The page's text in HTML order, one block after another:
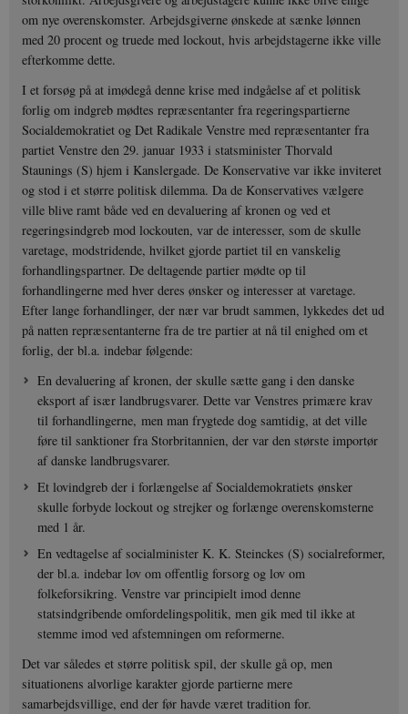
om nye overenskomster. Arbejdsgiverne ønskede at sænke lønnen
med 20 procent og truede med lockout, hvis arbejdstagerne ikke ville
efterkomme dette.
I et forsøg på at imødegå denne krise med indgåelse af et politisk
forlig om indgreb mødtes repræsentanter fra regeringspartierne
Socialdemokratiet og Det Radikale Venstre med repræsentanter fra
partiet Venstre den 29. januar 1933 i statsminister Thorvald
Staunings (S) hjem i Kanslergade. De Konservative var ikke inviteret
og stod i et større politisk dilemma. Da de Konservatives vælgere
ville blive ramt både ved en devaluering af kronen og ved et
regeringsindgreb mod lockouten, var de interesser, som de skulle
varetage, modstridende, hvilket gjorde partiet til en vanskelig
forhandlingspartner. De deltagende partier mødte op til
forhandlingerne med hver deres ønsker og interesser at varetage.
Efter lange forhandlinger, der nær var brudt sammen, lykkedes det ud
på natten repræsentanterne fra de tre partier at nå til enighed om et
forlig, der bl.a. indebar følgende:
En devaluering af kronen, der skulle sætte gang i den danske
eksport af især landbrugsvarer. Dette var Venstres primære krav
til forhandlingerne, men man frygtede dog samtidig, at det ville
føre til sanktioner fra Storbritannien, der var den største importør
af danske landbrugsvarer.
Et lovindgreb der i forlængelse af Socialdemokratiets ønsker
skulle forbyde lockout og strejker og forlænge overenskomsterne
med 1 år.
En vedtagelse af socialminister K. K. Steinckes (S) socialreformer,
der bl.a. indebar lov om offentlig forsorg og lov om
folkeforsikring. Venstre var principielt imod denne
statsindgribende omfordelingspolitik, men gik med til ikke at
stemme imod ved afstemningen om reformerne.
Det var således et større politisk spil, der skulle gå op, men
situationens alvorlige karakter gjorde partierne mere
samarbejdsvillige, end der før havde været tradition for.